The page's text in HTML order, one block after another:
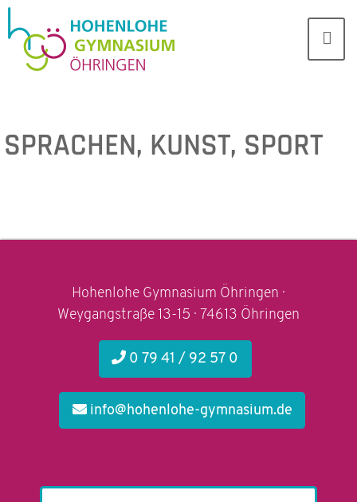
SPRACHEN, KUNST, SPORT
Hohenlohe Gymnasium Öhringen ·
Weygangstraße 13-15 · 74613 Öhringen
0 79 41 / 92 57 0
info@hohenlohe-gymnasium.de